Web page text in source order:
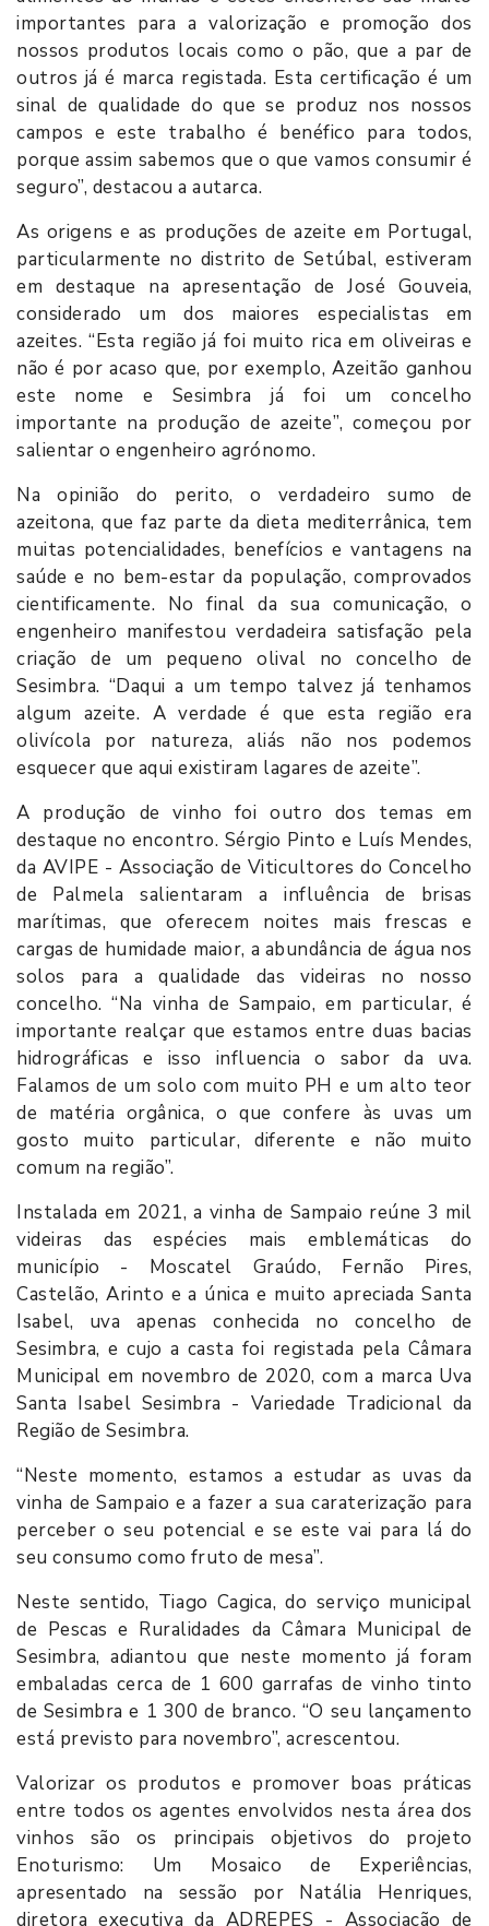
importantes para a valorização e promoção dos
nossos produtos locais como o pão, que a par de
outros já é marca registada. Esta certificação é um
sinal de qualidade do que se produz nos nossos
campos e este trabalho é benéfico para todos,
porque assim sabemos que o que vamos consumir é
seguro”, destacou a autarca.
As origens e as produções de azeite em Portugal,
particularmente no distrito de Setúbal, estiveram
em destaque na apresentação de José Gouveia,
considerado um dos maiores especialistas em
azeites. “Esta região já foi muito rica em oliveiras e
não é por acaso que, por exemplo, Azeitão ganhou
este nome e Sesimbra já foi um concelho
importante na produção de azeite”, começou por
salientar o engenheiro agrónomo.
Na opinião do perito, o verdadeiro sumo de
azeitona, que faz parte da dieta mediterrânica, tem
muitas potencialidades, benefícios e vantagens na
saúde e no bem-estar da população, comprovados
cientificamente. No final da sua comunicação, o
engenheiro manifestou verdadeira satisfação pela
criação de um pequeno olival no concelho de
Sesimbra. “Daqui a um tempo talvez já tenhamos
algum azeite. A verdade é que esta região era
olivícola por natureza, aliás não nos podemos
esquecer que aqui existiram lagares de azeite”.
A produção de vinho foi outro dos temas em
destaque no encontro. Sérgio Pinto e Luís Mendes,
da AVIPE - Associação de Viticultores do Concelho
de Palmela salientaram a influência de brisas
marítimas, que oferecem noites mais frescas e
cargas de humidade maior, a abundância de água nos
solos para a qualidade das videiras no nosso
concelho. “Na vinha de Sampaio, em particular, é
importante realçar que estamos entre duas bacias
hidrográficas e isso influencia o sabor da uva.
Falamos de um solo com muito PH e um alto teor
de matéria orgânica, o que confere às uvas um
gosto muito particular, diferente e não muito
comum na região”.
Instalada em 2021, a vinha de Sampaio reúne 3 mil
videiras das espécies mais emblemáticas do
município - Moscatel Graúdo, Fernão Pires,
Castelão, Arinto e a única e muito apreciada Santa
Isabel, uva apenas conhecida no concelho de
Sesimbra, e cujo a casta foi registada pela Câmara
Municipal em novembro de 2020, com a marca Uva
Santa Isabel Sesimbra - Variedade Tradicional da
Região de Sesimbra.
“Neste momento, estamos a estudar as uvas da
vinha de Sampaio e a fazer a sua caraterização para
perceber o seu potencial e se este vai para lá do
seu consumo como fruto de mesa”.
Neste sentido, Tiago Cagica, do serviço municipal
de Pescas e Ruralidades da Câmara Municipal de
Sesimbra, adiantou que neste momento já foram
embaladas cerca de 1 600 garrafas de vinho tinto
de Sesimbra e 1 300 de branco. “O seu lançamento
está previsto para novembro”, acrescentou.
Valorizar os produtos e promover boas práticas
entre todos os agentes envolvidos nesta área dos
vinhos são os principais objetivos do projeto
Enoturismo: Um Mosaico de Experiências,
apresentado na sessão por Natália Henriques,
diretora executiva da ADREPES - Associação de